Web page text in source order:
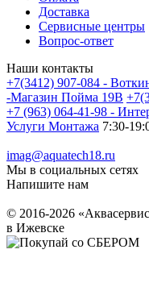
Доставка
Сервисные центры
Вопрос-ответ
Наши контакты
+7(3412) 907-084 -
-Магазин Пойма 19В
+7 (963) 064-41-98 -
Услуги Монтажа 7:30-
imag@aquatech18.ru
Мы в социальных сетях
Напишите нам
© 2016-2026
в Ижевске